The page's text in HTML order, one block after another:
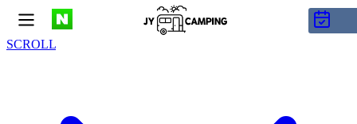
가평레일파크
SCROLL